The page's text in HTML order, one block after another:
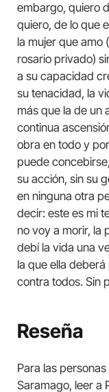
embargo, quiero
quiero, de lo que
la mujer que amo
rosario privado)
a su capacidad
su tenacidad, la
más que la de un
continua
obra en todo y
puede
su acción, sin su
en ninguna otra
decir: este es mi
no voy a morir, la
debí la vida una
la que ella
contra todos. Sin
Reseña
Para las
Saramago, leer a